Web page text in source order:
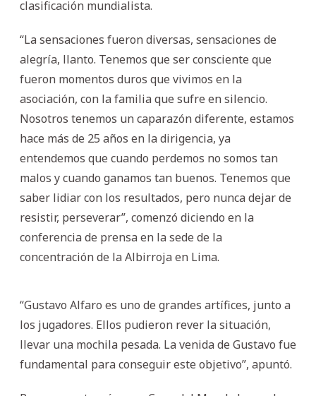
clasificación mundialista.
“La sensaciones fueron diversas, sensaciones de
alegría, llanto. Tenemos que ser consciente que
fueron momentos duros que vivimos en la
asociación, con la familia que sufre en silencio.
Nosotros tenemos un caparazón diferente, estamos
hace más de 25 años en la dirigencia, ya
entendemos que cuando perdemos no somos tan
malos y cuando ganamos tan buenos. Tenemos que
saber lidiar con los resultados, pero nunca dejar de
resistir, perseverar”, comenzó diciendo en la
conferencia de prensa en la sede de la
concentración de la Albirroja en Lima.
“Gustavo Alfaro es uno de grandes artífices, junto a
los jugadores. Ellos pudieron rever la situación,
llevar una mochila pesada. La venida de Gustavo fue
fundamental para conseguir este objetivo”, apuntó.